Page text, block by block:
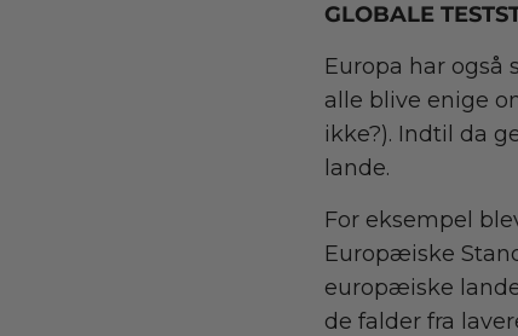
GLOBALE
Europa har også
alle blive enige
ikke?). Indtil da
lande.
For eksempel
Europæiske
europæiske
de falder fra